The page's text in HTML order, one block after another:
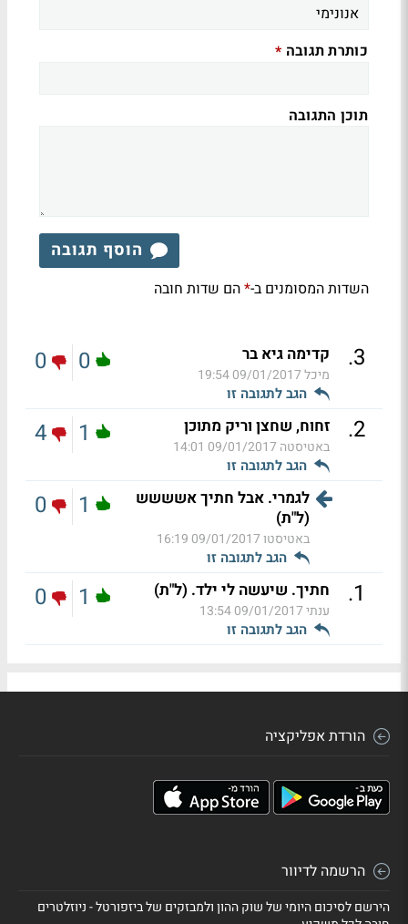
כותרת תגובה *
תוכן התגובה
הוסף תגובה
השדות המסומנים ב-*הם שדות חובה
3
. קדימה גיא בר
מיכל09/01/2017 19:54
הגב לתגובה זו
0
0
2
. זחוח, שחצן וריק מתוכן
באטיסטה 09/01/2017 14:01
הגב לתגובה זו
1
4
לגמרי. אבל חתיך אשששש
(ל"ת)
באטיסטו09/01/2017 16:19
הגב לתגובה זו
1
0
1
. חתיך. שיעשה לי ילד. (ל"ת)
ענתי09/01/2017 13:54
הגב לתגובה זו
1
0
הורדת אפליקציה
הרשמה לדיוור
הירשם לסיכום היומי של שוק ההון ולמבזקים של ביזפורטל - ניוזלטרים